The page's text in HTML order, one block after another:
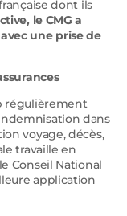
dont ils
le CMG a
une prise de
régulièrement
dans
voyage, décès,
travaille en
Conseil National
application